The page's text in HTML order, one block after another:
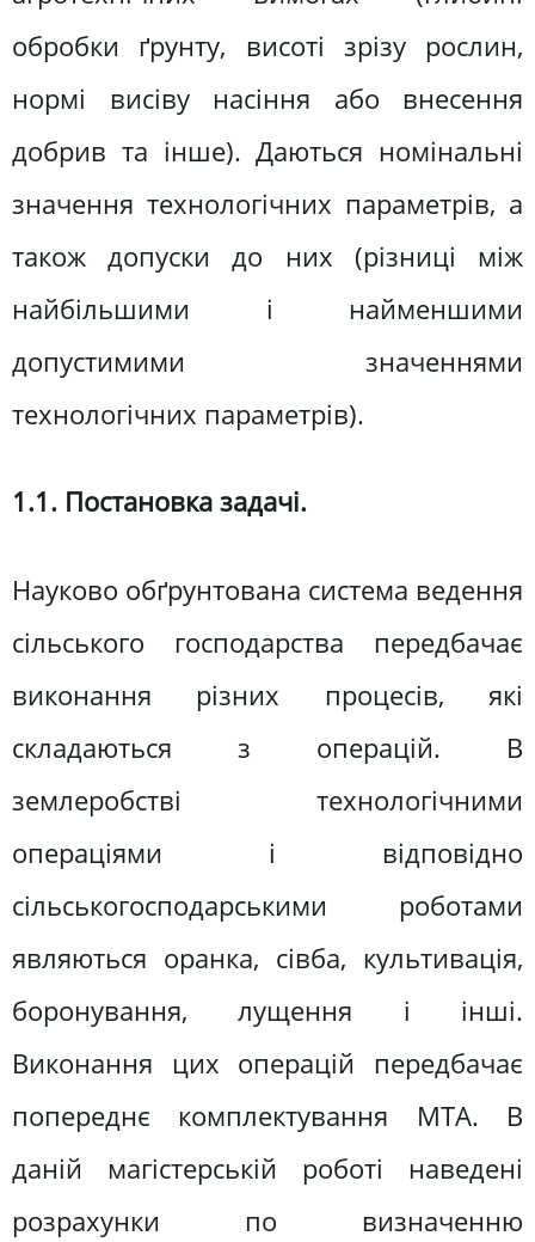
обробки ґрунту, висоті зрізу рослин,
нормі висіву насіння або внесення
добрив та інше). Даються номінальні
значення технологічних параметрів, а
також допуски до них (різниці між
найбільшими і найменшими
допустимими значеннями
технологічних параметрів).
1.1. Постановка задачі.
Науково обґрунтована система ведення
сільського господарства передбачає
виконання різних процесів, які
складаються з операцій. В
землеробстві технологічними
операціями і відповідно
сільськогосподарськими роботами
являються оранка, сівба, культивація,
боронування, лущення і інші.
Виконання цих операцій передбачає
попереднє комплектування МТА. В
даній магістерській роботі наведені
розрахунки по визначенню